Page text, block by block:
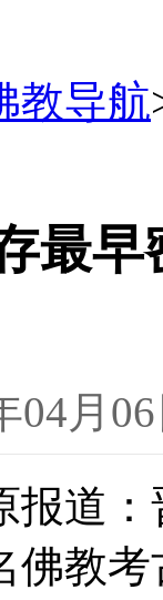
教导航
最早
04月
道：
佛教